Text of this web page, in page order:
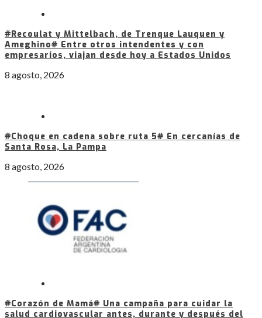
#Recoulat y Mittelbach, de Trenque Lauquen y
Ameghino# Entre otros intendentes y con
empresarios, viajan desde hoy a Estados Unidos
8 agosto, 2026
#Choque en cadena sobre ruta 5# En cercanías de
Santa Rosa, La Pampa
8 agosto, 2026
#Corazón de Mamá# Una campaña para cuidar la
salud cardiovascular antes, durante y después del